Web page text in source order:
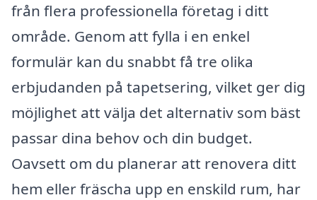
från flera professionella företag i ditt
område. Genom att fylla i en enkel
formulär kan du snabbt få tre olika
erbjudanden på tapetsering, vilket ger dig
möjlighet att välja det alternativ som bäst
passar dina behov och din budget.
Oavsett om du planerar att renovera ditt
hem eller fräscha upp en enskild rum, har